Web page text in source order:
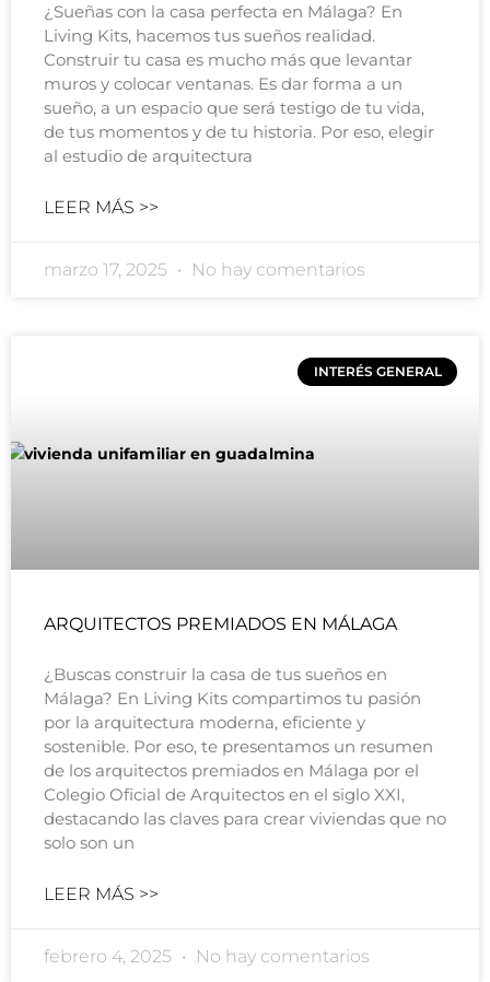
¿Sueñas con la casa perfecta en Málaga? En
Living Kits, hacemos tus sueños realidad.
Construir tu casa es mucho más que levantar
muros y colocar ventanas. Es dar forma a un
sueño, a un espacio que será testigo de tu vida,
de tus momentos y de tu historia. Por eso, elegir
al estudio de arquitectura
LEER MÁS >>
marzo 17, 2025 No hay comentarios
INTERÉS GENERAL
ARQUITECTOS PREMIADOS EN MÁLAGA
¿Buscas construir la casa de tus sueños en
Málaga? En Living Kits compartimos tu pasión
por la arquitectura moderna, eficiente y
sostenible. Por eso, te presentamos un resumen
de los arquitectos premiados en Málaga por el
Colegio Oficial de Arquitectos en el siglo XXI,
destacando las claves para crear viviendas que no
solo son un
LEER MÁS >>
febrero 4, 2025 No hay comentarios